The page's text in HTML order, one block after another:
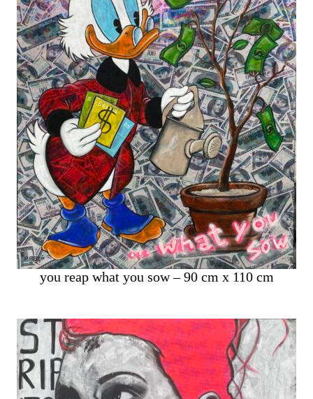
you reap what you sow – 90 cm x 110 cm